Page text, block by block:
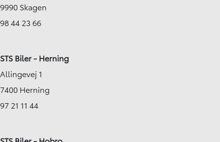
9990 Skagen
98 44 23 66
STS Biler - Herning
Allingevej 1
7400 Herning
97 21 11 44